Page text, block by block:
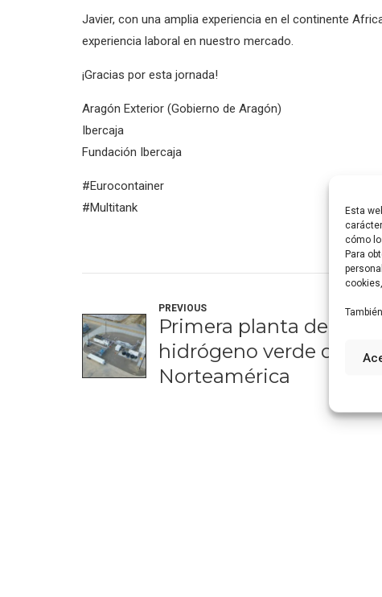
Esta
cómo
Para
Javier, con una amplia experiencia en el continente
experiencia laboral en nuestro mercado.
¡Gracias por esta jornada!
Aragón Exterior (Gobierno de Aragón)
Ibercaja
Fundación Ibercaja
#Eurocontainer
#Multitank
PREVIOUS
Primera planta de
hidrógeno verde de
Norteamérica